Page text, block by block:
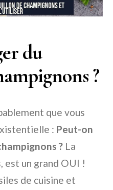
du
?
que vous
: Peut-on
? La
est un grand OUI !
de cuisine et